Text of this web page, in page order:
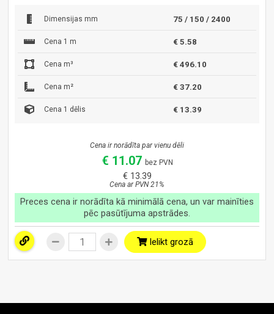
Dimensijas mm 75 / 150 / 2400
Cena 1 m € 5.58
Cena m³ € 496.10
Cena m² € 37.20
Cena 1 dēlis € 13.39
Cena ir norādīta par vienu dēli
€ 11.07 bez PVN
€ 13.39
Cena ar PVN 21%
Preces cena ir norādīta kā minimālā cena, un var mainīties
pēc pasūtījuma apstrādes.
Ielikt grozā